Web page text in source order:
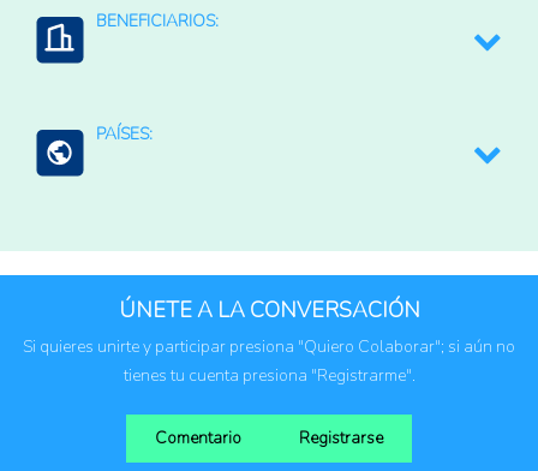
BENEFICIARIOS:
PAÍSES:
ÚNETE A LA CONVERSACIÓN
Si quieres unirte y participar presiona "Quiero Colaborar"; si aún no
tienes tu cuenta presiona "Registrarme".
Comentario Registrarse